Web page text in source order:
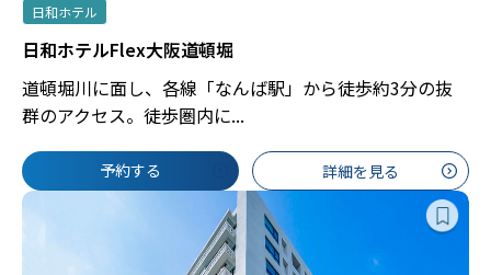
日和ホテル
日和ホテルFlex大阪道頓堀
道頓堀川に面し、各線「なんば駅」から徒歩約3分の抜
群のアクセス。徒歩圏内に...
予約する 詳細を見る